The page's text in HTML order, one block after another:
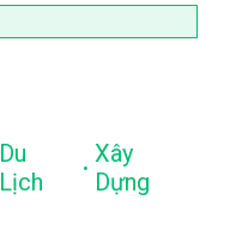
Du
Lịch
. Xây
Dựng